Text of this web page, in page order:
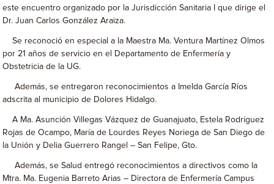
este encuentro organizado por la Jurisdicción Sanitaria I que dirige el
Dr. Juan Carlos González Araiza.
Se reconoció en especial a la Maestra Ma. Ventura Martínez Olmos
por 21 años de servicio en el Departamento de Enfermería y
Obstetricia de la UG.
Además, se entregaron reconocimientos a Imelda García Ríos
adscrita al municipio de Dolores Hidalgo.
A Ma. Asunción Villegas Vázquez de Guanajuato, Estela Rodríguez
Rojas de Ocampo, María de Lourdes Reyes Noriega de San Diego de
la Unión y Delia Guerrero Rangel – San Felipe, Gto.
Además, se Salud entregó reconocimientos a directivos como la
Mtra. Ma. Eugenia Barreto Arias – Directora de Enfermería Campus